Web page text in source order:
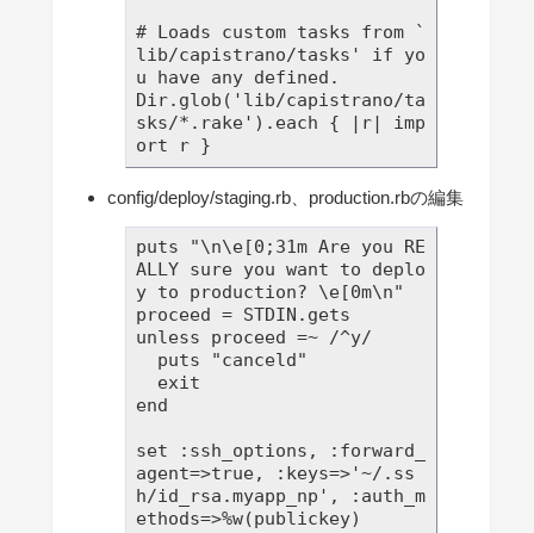
# Loads custom tasks from `
lib/capistrano/tasks' if yo
u have any defined.
Dir.glob('lib/capistrano/ta
sks/*.rake').each { |r| imp
config/deploy/staging.rb、production.rbの編集
puts "\n\e[0;31m Are you RE
ALLY sure you want to deplo
y to production? \e[0m\n"
proceed = STDIN.gets
unless proceed =~ /^y/
end
set :ssh_options, :forward_
agent=>true, :keys=>'~/.ss
h/id_rsa.myapp_np', :auth_m
ethods=>%w(publickey)